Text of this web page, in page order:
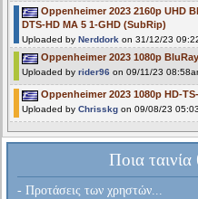
Oppenheimer 2023 2160p UHD
DTS-HD MA 5 1-GHD (SubRip)
Uploaded by Nerddork on 31/12/23
Oppenheimer 2023 1080p
Uploaded by rider96 on 09/11/23
Oppenheimer 2023 1080p HD-
Uploaded by Chrisskg on 09/08/23
Ποια
- Προτάσεις των χρηστών...